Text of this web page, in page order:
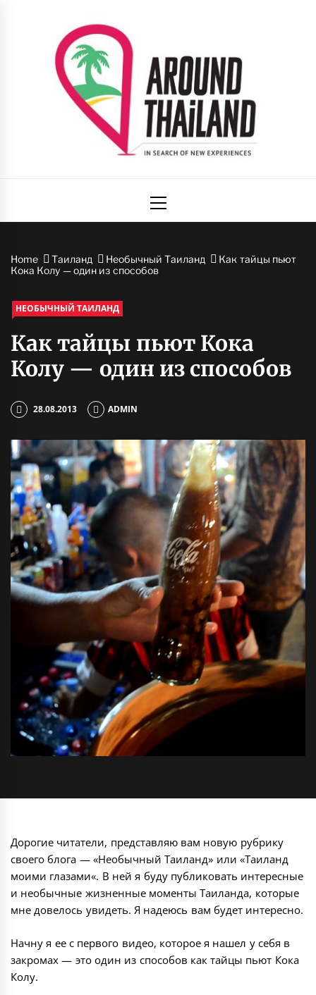
Таиланда
Menu
Home Таиланд Необычный Таиланд
Как тайцы пьют
Кока Колу — один из способов
НЕОБЫЧНЫЙ ТАИЛАНД
Как тайцы пьют Кока
Колу — один из способов
28.08.2013 ADMIN
Дорогие читатели, представляю вам новую рубрику
своего блога — «Необычный Таиланд» или «Таиланд
моими глазами«. В ней я буду публиковать интересные
и необычные жизненные моменты Таиланда, которые
мне довелось увидеть. Я надеюсь вам будет интересно.
Начну я ее с первого видео, которое я нашел у себя в
закромах — это один из способов как тайцы пьют Кока
Колу.